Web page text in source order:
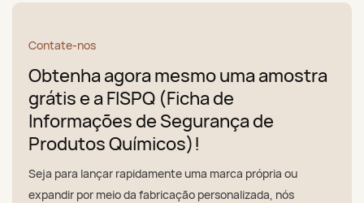
Contate-nos
Obtenha agora mesmo uma amostra
grátis e a FISPQ (Ficha de
Informações de Segurança de
Produtos Químicos)!
Seja para lançar rapidamente uma marca própria ou
expandir por meio da fabricação personalizada, nós